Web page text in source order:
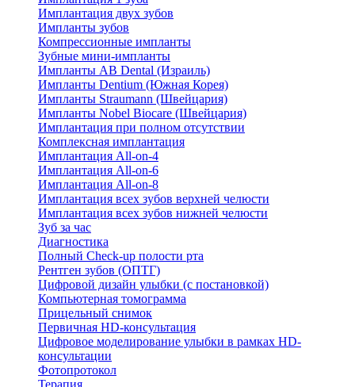
Имплантация двух зубов
Импланты зубов
Компрессионные импланты
Зубные мини-импланты
Импланты AB Dental (Израиль)
Импланты Dentium (Южная Корея)
Импланты Straumann (Швейцария)
Импланты Nobel Biocare (Швейцария)
Имплантация при полном отсутствии
Комплексная имплантация
Имплантация All-on-4
Имплантация All-on-6
Имплантация All-on-8
Имплантация всех зубов верхней челюсти
Имплантация всех зубов нижней челюсти
Зуб за час
Диагностика
Полный Check-up полости рта
Рентген зубов (ОПТГ)
Цифровой дизайн улыбки (с постановкой)
Компьютерная томограмма
Прицельный снимок
Первичная HD-консультация
Цифровое моделирование улыбки в рамках HD-
консультации
Фотопротокол
Терапия